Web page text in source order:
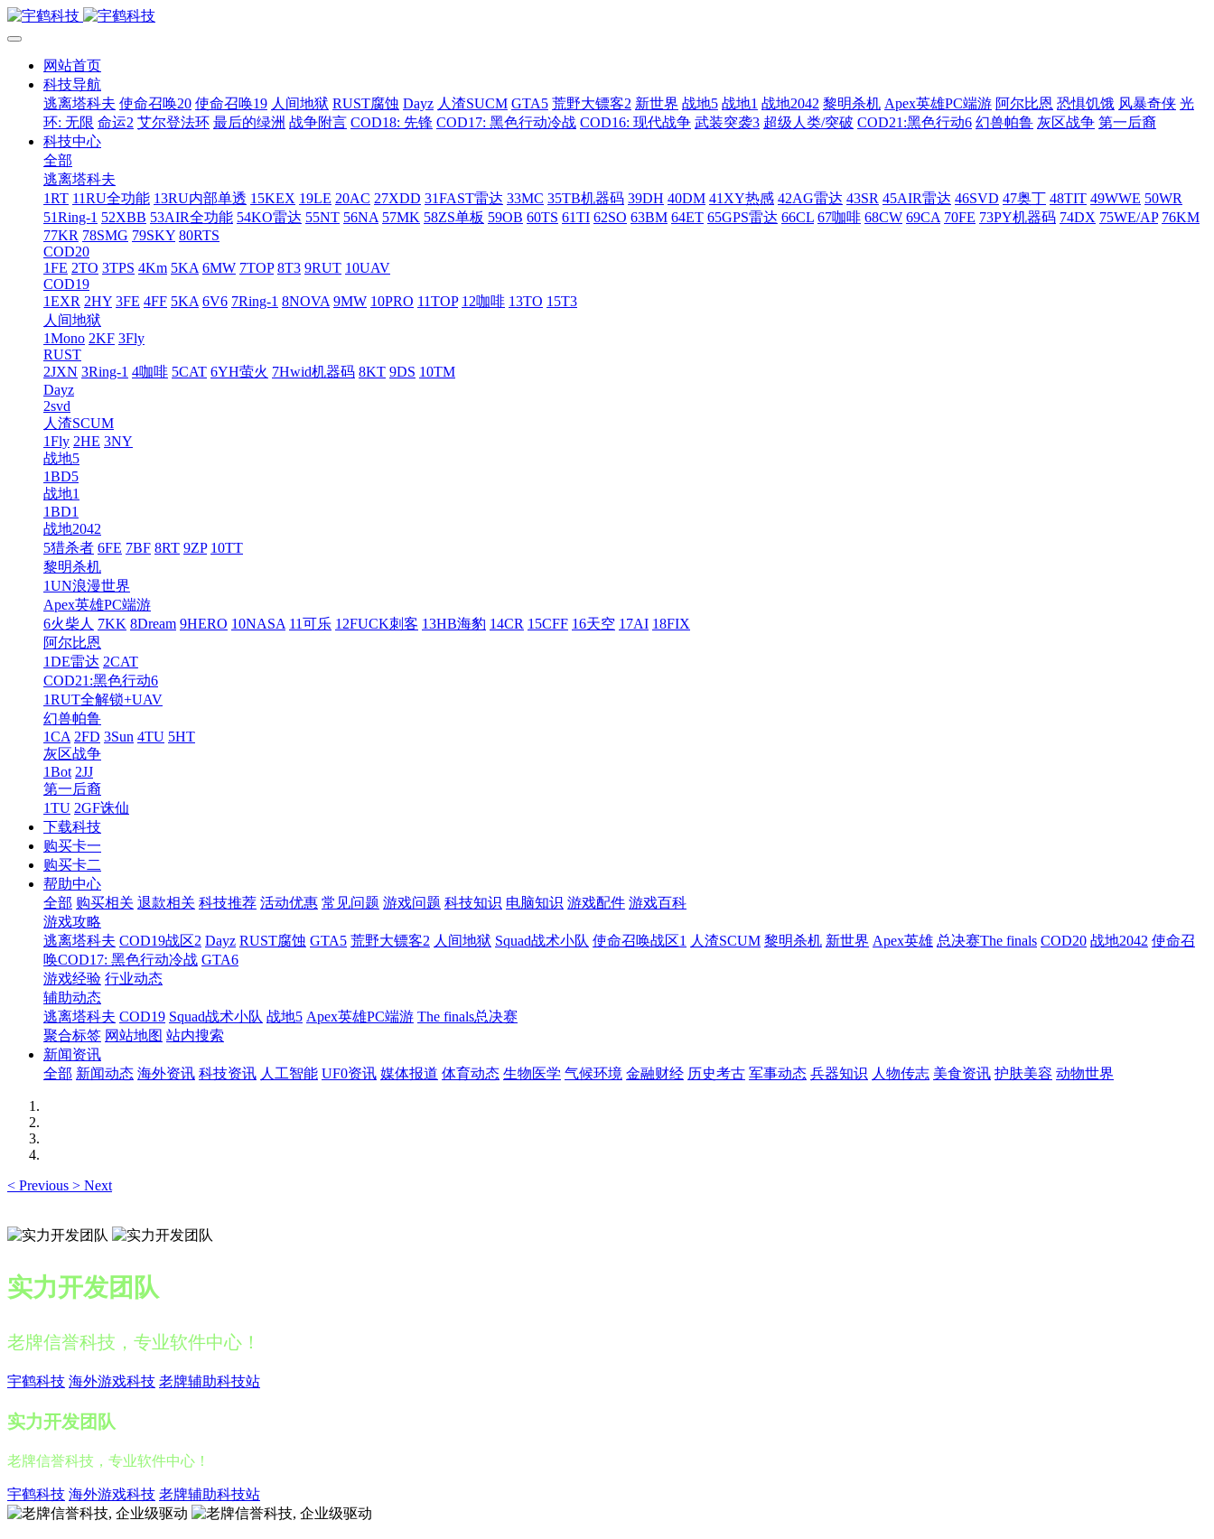
网站首页
科技导航
逃离塔科夫 使命召唤20 使命召唤19 人间地狱 RUST腐蚀 Dayz 人渣SUCM GTA5 荒野大镖客2 新世界 战地5 战地1 战地2042 黎明杀机 Apex英雄PC端游 阿尔比恩 恐惧饥饿 风暴奇侠 光
环: 无限 命运2 艾尔登法环 最后的绿洲 战争附言 COD18: 先锋 COD17: 黑色行动冷战 COD16: 现代战争 武装突袭3 超级人类/突破 COD21:黑色行动6 幻兽帕鲁 灰区战争 第一后裔
科技中心
全部
逃离塔科夫
1RT 11RU全功能 13RU内部单透 15KEX 19LE 20AC 27XDD 31FAST雷达 33MC 35TB机器码 39DH 40DM 41XY热感 42AG雷达 43SR 45AIR雷达 46SVD 47奥丁 48TIT 49WWE 50WR
51Ring-1 52XBB 53AIR全功能 54KO雷达 55NT 56NA 57MK 58ZS单板 59OB 60TS 61TI 62SO 63BM 64ET 65GPS雷达 66CL 67咖啡 68CW 69CA 70FE 73PY机器码 74DX 75WE/AP 76KM
77KR 78SMG 79SKY 80RTS
COD20
1FE 2TO 3TPS 4Km 5KA 6MW 7TOP 8T3 9RUT 10UAV
COD19
1EXR 2HY 3FE 4FF 5KA 6V6 7Ring-1 8NOVA 9MW 10PRO 11TOP 12咖啡 13TO 15T3
人间地狱
1Mono 2KF 3Fly
RUST
2JXN 3Ring-1 4咖啡 5CAT 6YH萤火 7Hwid机器码 8KT 9DS 10TM
Dayz
2svd
人渣SCUM
1Fly 2HE 3NY
战地5
1BD5
战地1
1BD1
战地2042
5猎杀者 6FE 7BF 8RT 9ZP 10TT
黎明杀机
1UN浪漫世界
Apex英雄PC端游
6火柴人 7KK 8Dream 9HERO 10NASA 11可乐 12FUCK刺客 13HB海豹 14CR 15CFF 16天空 17AI 18FIX
阿尔比恩
1DE雷达 2CAT
COD21:黑色行动6
1RUT全解锁+UAV
幻兽帕鲁
1CA 2FD 3Sun 4TU 5HT
灰区战争
1Bot 2JJ
第一后裔
1TU 2GF诛仙
下载科技
购买卡一
购买卡二
帮助中心
全部 购买相关 退款相关 科技推荐 活动优惠 常见问题 游戏问题 科技知识 电脑知识 游戏配件 游戏百科
游戏攻略
逃离塔科夫 COD19战区2 Dayz RUST腐蚀 GTA5 荒野大镖客2 人间地狱 Squad战术小队 使命召唤战区1 人渣SCUM 黎明杀机 新世界 Apex英雄 总决赛The finals COD20 战地2042 使命召
唤COD17: 黑色行动冷战 GTA6
游戏经验 行业动态
辅助动态
逃离塔科夫 COD19 Squad战术小队 战地5 Apex英雄PC端游 The finals总决赛
聚合标签 网站地图 站内搜索
新闻资讯
全部 新闻动态 海外资讯 科技资讯 人工智能 UF0资讯 媒体报道 体育动态 生物医学 气候环境 金融财经 历史考古 军事动态 兵器知识 人物传志 美食资讯 护肤美容 动物世界
< Previous > Next
实力开发团队
老牌信誉科技，专业软件中心！
宇鹤科技 海外游戏科技 老牌辅助科技站
实力开发团队
老牌信誉科技，专业软件中心！
宇鹤科技 海外游戏科技 老牌辅助科技站